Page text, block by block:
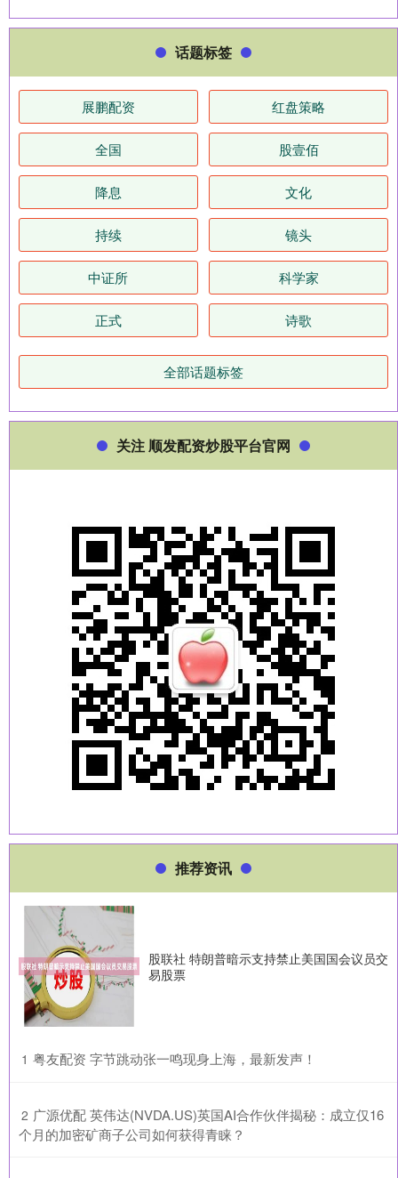
话题标签
展鹏配资 红盘策略
全国 股壹佰
降息 文化
持续 镜头
中证所 科学家
正式 诗歌
全部话题标签
关注 顺发配资炒股平台官网
推荐资讯
股联社 特朗普暗示支持禁止美国国会议员交
易股票
1 ​粤友配资 字节跳动张一鸣现身上海，最新发声！
2 ​广源优配 英伟达(NVDA.US)英国AI合作伙伴揭秘：成立仅16
个月的加密矿商子公司如何获得青睐？